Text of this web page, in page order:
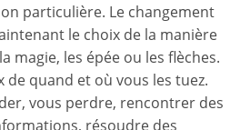
particulière. Le changement
le choix de la manière
magie, les épée ou les flèches.
de quand et où vous les tuez.
vous perdre, rencontrer des
résoudre des